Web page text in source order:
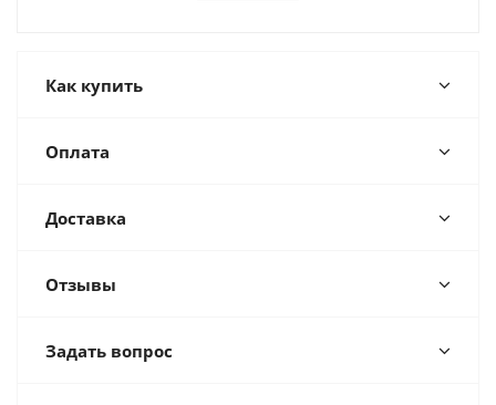
Как купить
Оплата
Доставка
Отзывы
Задать вопрос